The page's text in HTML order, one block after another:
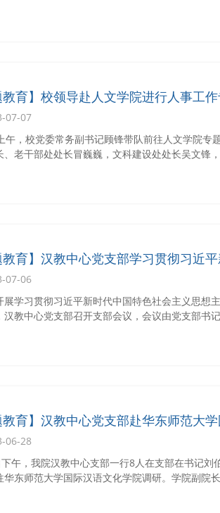
教育】校领导赴人文学院进行人事工
07-07
午，校党委常务副书记顾锋带队前往人文学院专
、老干部处处长冒巍巍，文科建设处处长吴文锋
教育】汉教中心党支部学习贯彻习近
想主题教育
07-06
展学习贯彻习近平新时代中国特色社会主义思想
汉教中心党支部召开支部会议，会议由党支部书记
教育】汉教中心党支部赴华东师范大
06-28
午，我院汉教中心支部一行8人在支部在书记刘
华东师范大学国际汉语文化学院调研。学院副院